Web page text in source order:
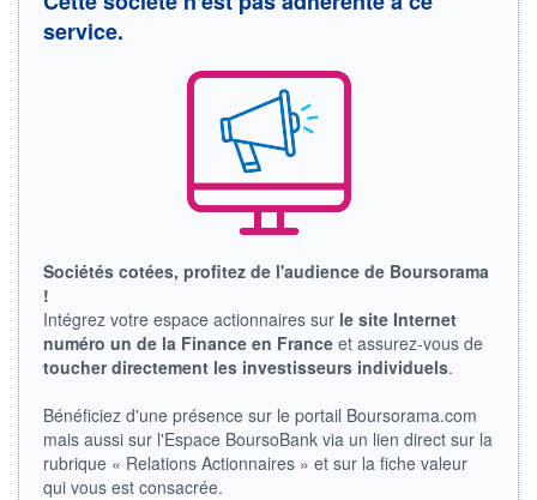
Cotation sur les autres places
INDICE DE RÉFÉRENCE
CLÔTURE VEILLE
12,8100
+ BAS
0,0000
0 0,00%
450 MUSD
23 MUSD
LIMITE À LA
BAISSE
LIMITE À LA
HAUSSE
RENDEMENT
ESTIMÉ 2026
-
PER ESTIMÉ
2026
-
service.
Sociétés cotées, profitez de l'audience de Boursorama
!
Intégrez votre espace actionnaires sur le site Internet
numéro un de la Finance en France et assurez-vous de
toucher directement les investisseurs individuels.
Bénéficiez d'une présence sur le portail Boursorama.com
mais aussi sur l'Espace BoursoBank via un lien direct sur la
rubrique « Relations Actionnaires » et sur la fiche valeur
qui vous est consacrée.